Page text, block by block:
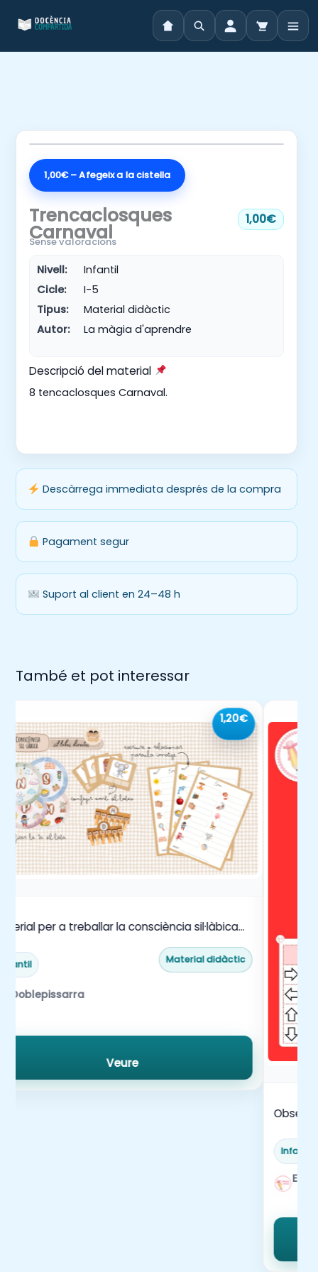
1,00€ – Afegeix a la cistella
Trencaclosques
Carnaval
1,00€
Sense valoracions
Nivell:
Infantil
Cicle:
I-5
Tipus:
Material didàctic
Autor:
La màgia d'aprendre
Descripció del material
8 tencaclosques Carnaval.
Descàrrega immediata després de la compra
Pagament segur
Suport al client en 24–48 h
També et pot interessar
1,20€
per a treballar la consciència sil·làbica
Infantil Material didàctic
Doblepissarra
Veure
Infantil